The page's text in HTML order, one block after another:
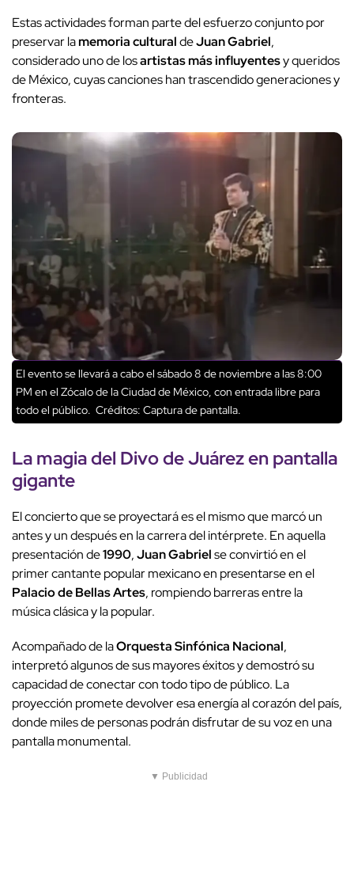
Estas actividades forman parte del esfuerzo conjunto por
preservar lamemoria culturaldeJuan Gabriel,
considerado uno de losartistas más influyentesy queridos
de México, cuyas canciones han trascendido generaciones y
fronteras.
El evento se llevará a cabo el sábado 8 de noviembre a las 8:00
PM en el Zócalo de la Ciudad de México, con entrada libre para
todo el público. Créditos: Captura de pantalla.
Lamagia del Divo de Juárezen pantalla
gigante
El concierto que se proyectará es el mismo que marcó un
antes y un después en la carrera del intérprete. En aquella
presentación de1990,Juan Gabrielse convirtió en el
primer cantante popular mexicano en presentarse en el
Palacio de Bellas Artes, rompiendo barreras entre la
música clásica y la popular.
Acompañado de laOrquesta Sinfónica Nacional,
interpretó algunos de sus mayores éxitos y demostró su
capacidad de conectar con todo tipo de público. La
proyección promete devolver esa energía al corazón del país,
donde miles de personas podrán disfrutar de su voz en una
pantalla monumental.
▼ Publicidad